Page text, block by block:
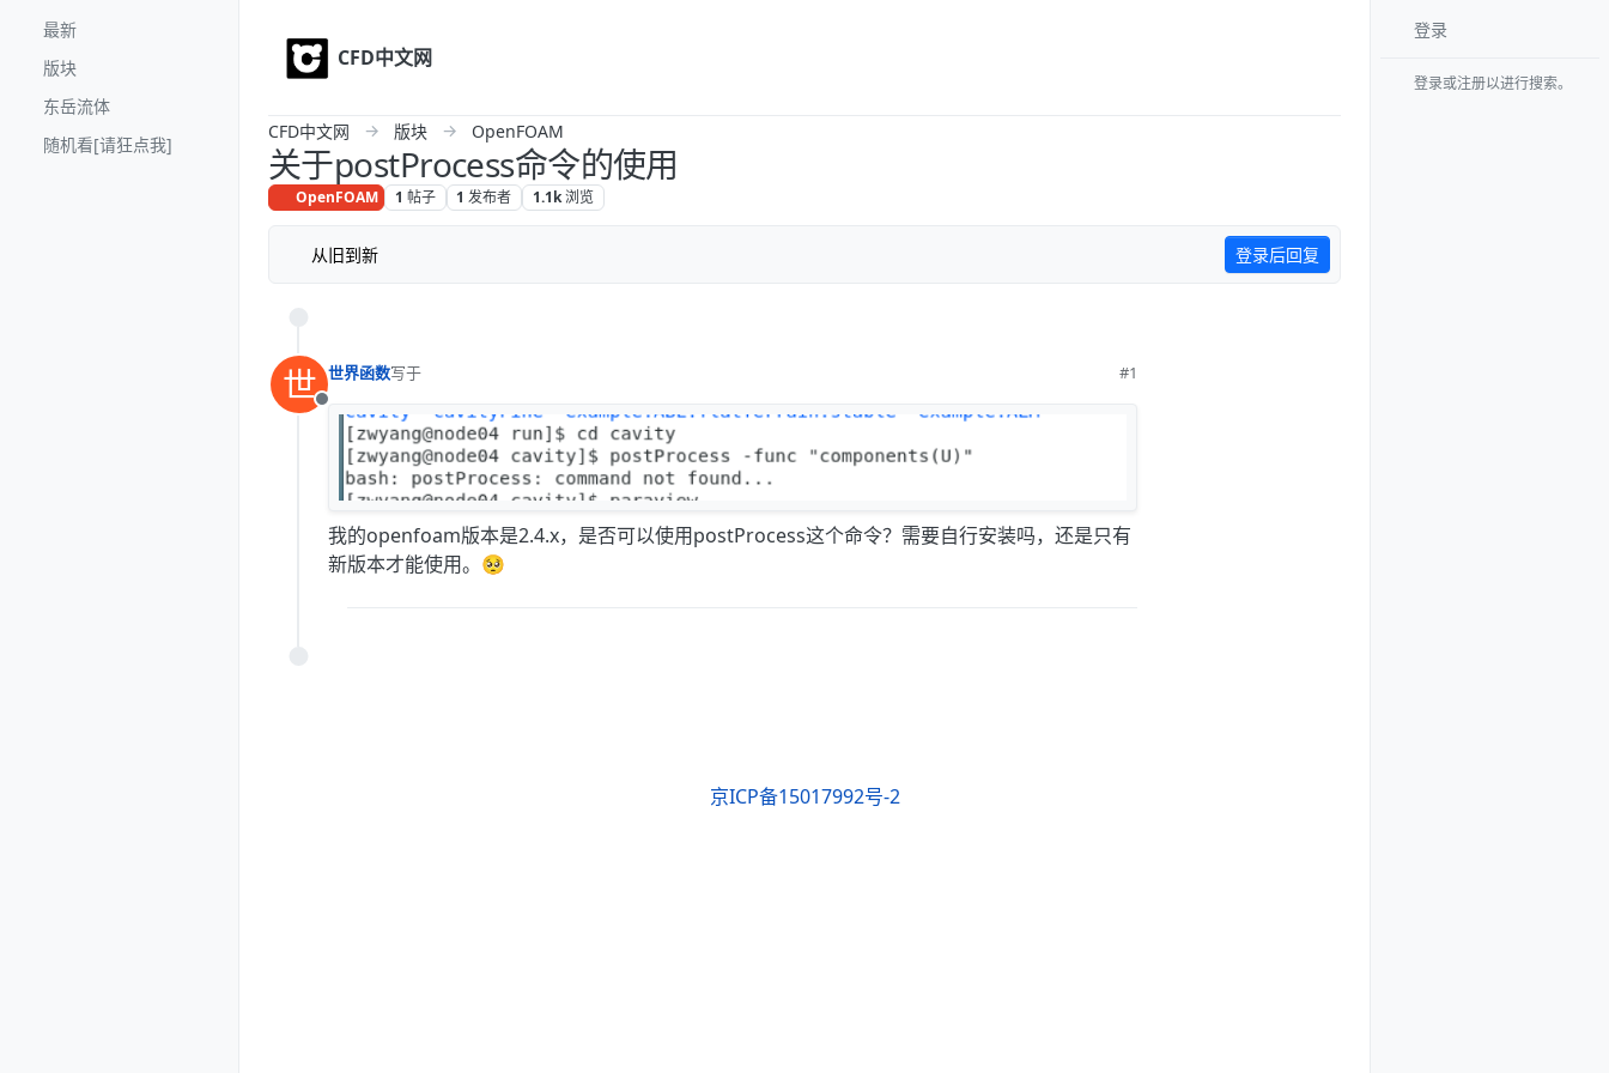
最新
版块
东岳流体
随机看[请狂点我]
CFD中文网
CFD中文网 版块 OpenFOAM
关于postProcess命令的使用
OpenFOAM 1 帖子 1 发布者 1.1k 浏览
从旧到新 登录后回复
世
离线
世界函数写于
最后由 编辑
#1
我的openfoam版本是2.4.x，是否可以使用postProcess这个命令？需要自行安装吗，还是只有
新版本才能使用。🥺
京ICP备15017992号-2
登录
登录或注册以进行搜索。